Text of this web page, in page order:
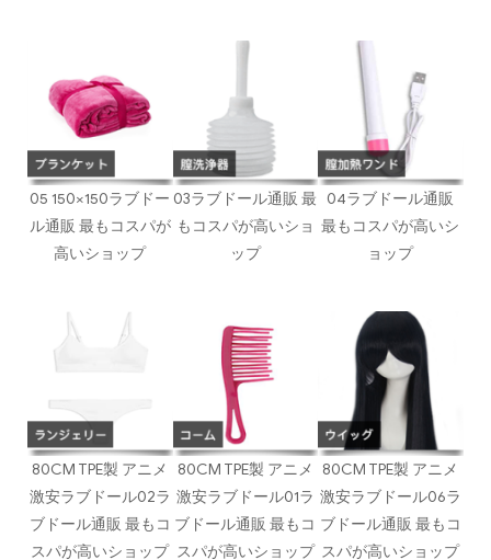
05 150×150ラブドー
ル通販 最もコスパが
高いショップ
03ラブドール通販 最
もコスパが高いショ
ップ
04ラブドール通販
最もコスパが高いシ
ョップ
80CM TPE製 アニメ
激安ラブドール02ラ
ブドール通販 最もコ
スパが高いショップ
80CM TPE製 アニメ
激安ラブドール01ラ
ブドール通販 最もコ
スパが高いショップ
80CM TPE製 アニメ
激安ラブドール06ラ
ブドール通販 最もコ
スパが高いショップ